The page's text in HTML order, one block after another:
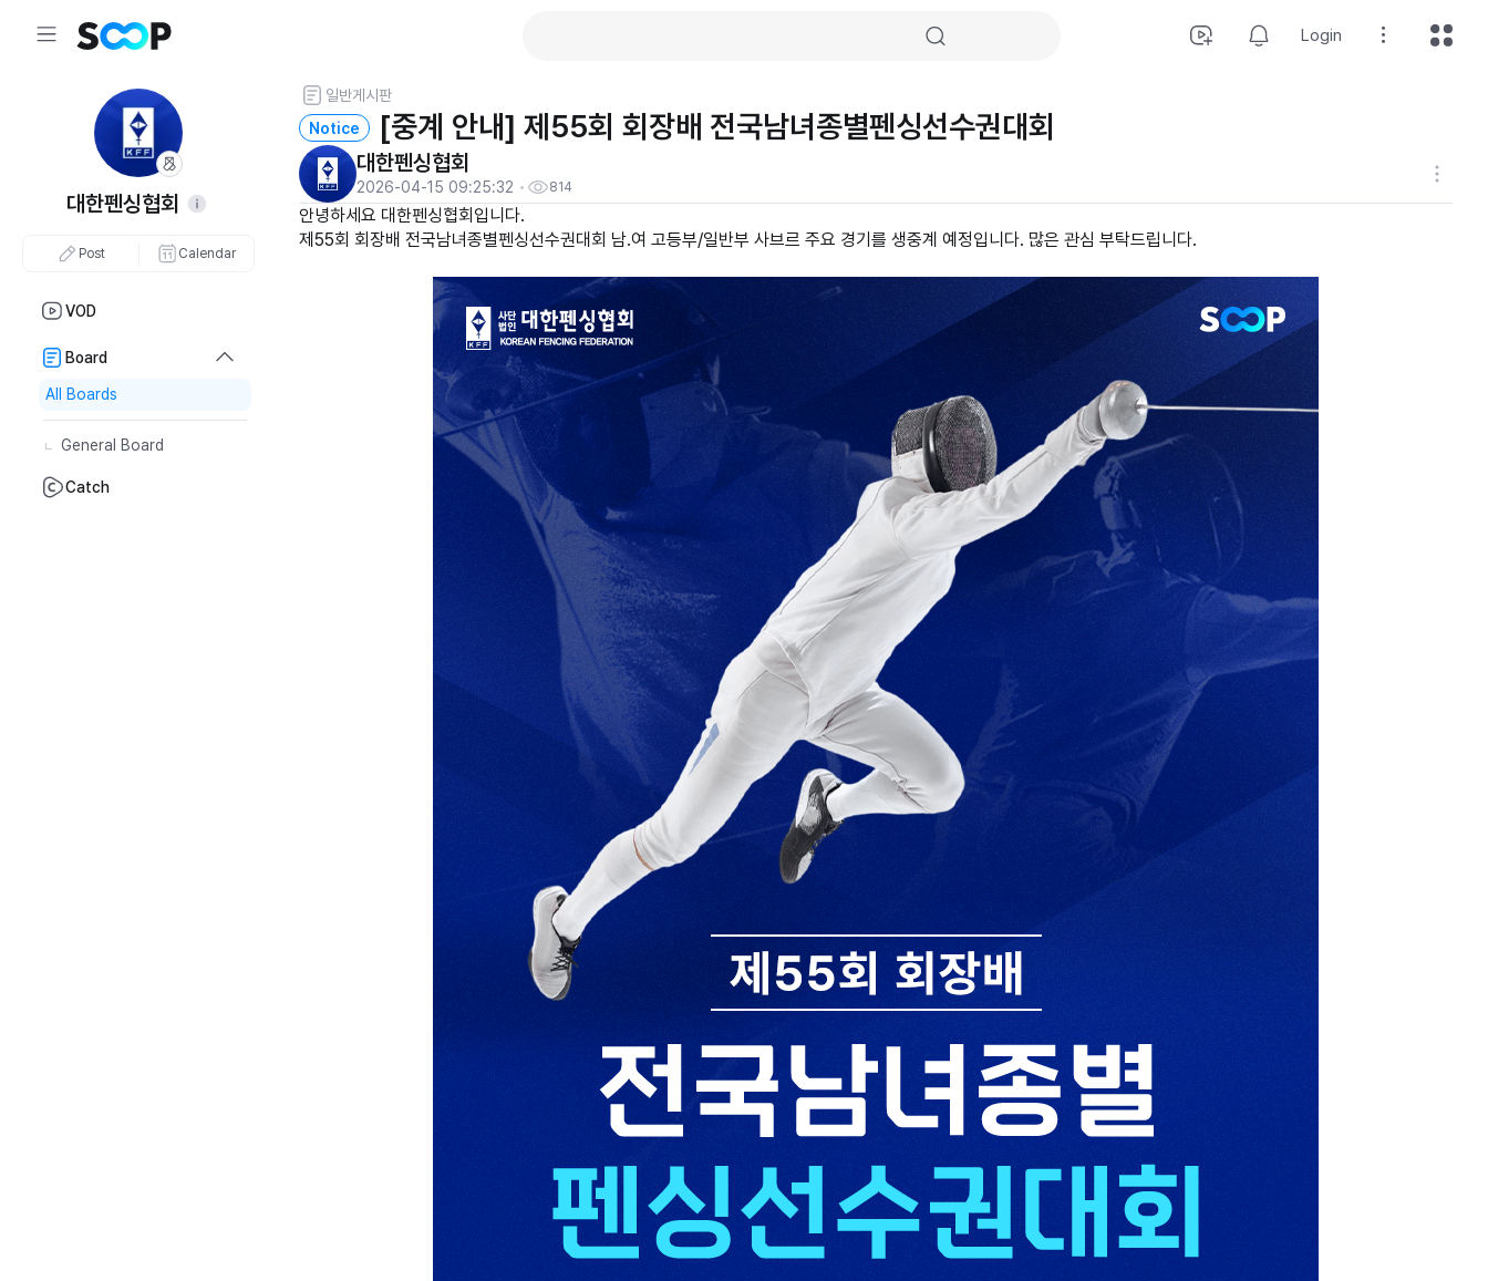
Login
대한펜싱협회
Post Calendar
VOD
Board
All Boards
General Board
Catch
일반게시판
Notice
[중계 안내] 제55회 회장배 전국남녀종별펜싱선수권대회
대한펜싱협회
2026-04-15 09:25:32 814
안녕하세요 대한펜싱협회입니다.
제55회 회장배 전국남녀종별펜싱선수권대회 남.여 고등부/일반부 사브르 주요 경기를 생중계 예정입니다. 많은 관심 부탁드립니다.